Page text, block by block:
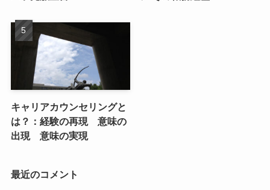
キャリアカウンセリングと
は？：経験の再現 意味の
出現 意味の実現
最近のコメント